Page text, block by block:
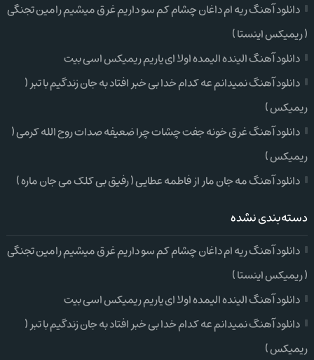
دانلود آهنگ ریه ام داغان چشام کم سو داریم غرق میشیم رامین تجنگی
( ریمیکس اینستا )
دانلود آهنگ الینده الیمده اولا ای یاریم ریمیکس اسی بیت
دانلود آهنگ نمیدانم عه کدام خدا بی خبر افتاد به جان زندگیم با تبر (
ریمیکس )
دانلود آهنگ غرق خونه جفت چشات چرا ضعیفه صدات روح الله کرمی (
ریمیکس )
دانلود آهنگ مه جان مار از فاطمه عطایی ( رفیق بی کلک می جان ماره )
دسته‌بندی نشده
دانلود آهنگ ریه ام داغان چشام کم سو داریم غرق میشیم رامین تجنگی
( ریمیکس اینستا )
دانلود آهنگ الینده الیمده اولا ای یاریم ریمیکس اسی بیت
دانلود آهنگ نمیدانم عه کدام خدا بی خبر افتاد به جان زندگیم با تبر (
ریمیکس )